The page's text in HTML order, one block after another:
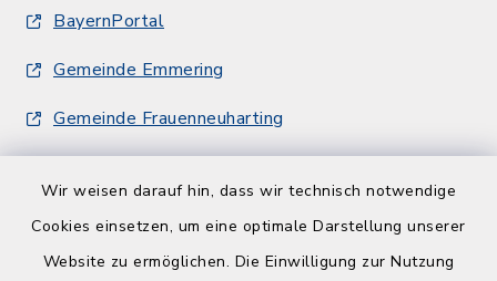
Wir weisen darauf hin, dass wir technisch notwendige
Cookies einsetzen, um eine optimale Darstellung unserer
Website zu ermöglichen. Die Einwilligung zur Nutzung
BayernPortal
Gemeinde Emmering
Gemeinde Frauenneuharting